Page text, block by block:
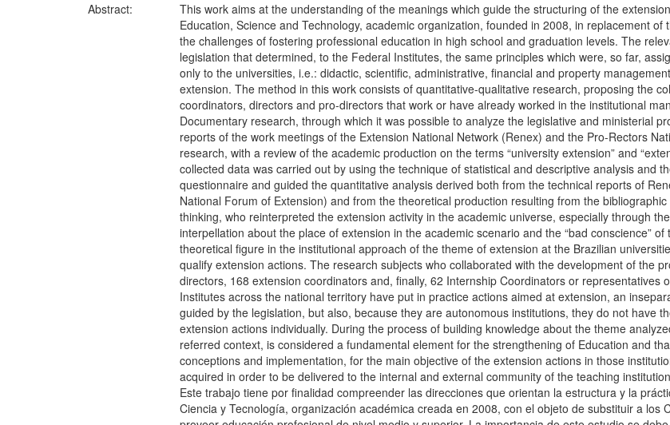
Abstract:
This work aims at the understanding of the meanings which guide the structuring of the
Education, Science and Technology, academic organization, founded in 2008, in replacement
the challenges of fostering professional education in high school and graduation levels. The
legislation that determined, to the Federal Institutes, the same principles which were, so far,
only to the universities, i.e.: didactic, scientific, administrative, financial and property
extension. The method in this work consists of quantitative-qualitative research, proposing the
coordinators, directors and pro-directors that work or have already worked in the institutional
Documentary research, through which it was possible to analyze the legislative and ministerial
reports of the work meetings of the Extension National Network (Renex) and the Pro-Rectors
research, with a review of the academic production on the terms “university extension” and
collected data was carried out by using the technique of statistical and descriptive analysis and
questionnaire and guided the quantitative analysis derived both from the technical reports of
National Forum of Extension) and from the theoretical production resulting from the
thinking, who reinterpreted the extension activity in the academic universe, especially through
interpellation about the place of extension in the academic scenario and the “bad conscience”
theoretical figure in the institutional approach of the theme of extension at the Brazilian
qualify extension actions. The research subjects who collaborated with the development of the
directors, 168 extension coordinators and, finally, 62 Internship Coordinators or
Institutes across the national territory have put in practice actions aimed at extension, an
guided by the legislation, but also, because they are autonomous institutions, they do not have
extension actions individually. During the process of building knowledge about the theme
referred context, is considered a fundamental element for the strengthening of Education and
conceptions and implementation, for the main objective of the extension actions in those
acquired in order to be delivered to the internal and external community of the teaching
Este trabajo tiene por finalidad compreender las direcciones que orientan la estructura y la
Ciencia y Tecnología, organización académica creada en 2008, con el objeto de substituir a